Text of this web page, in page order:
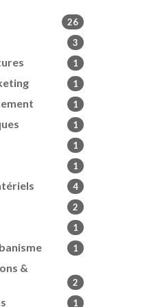
26
3
1
1
1
1
1
1
4
2
1
1
&
2
1